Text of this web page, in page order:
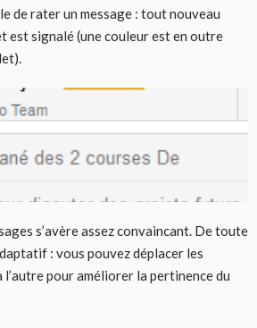
de rater un message : tout nouveau
est signalé (une couleur est en outre
s’avère assez convaincant. De toute
: vous pouvez déplacer les
l’autre pour améliorer la pertinence du